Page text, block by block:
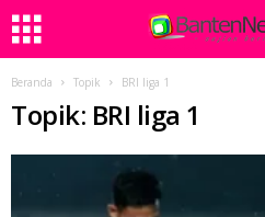
Beranda Topik BRI liga 1
Topik: BRI liga 1